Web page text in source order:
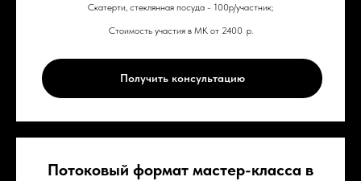
Скатерти, стеклянная посуда - 100р/участник;
Стоимость участия в МК от 2400 р.
Получить консультацию
Потоковый формат мастер-класса в